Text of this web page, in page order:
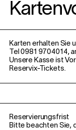
Karten erhalten Sie
Tel 0981 9704014,
Unsere Kasse ist
Reservix-Tickets.
Reservierungsfrist
Bitte beachten Sie,